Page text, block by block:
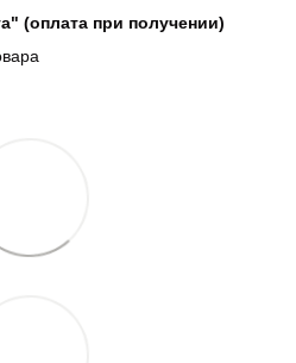
(оплата при получении)